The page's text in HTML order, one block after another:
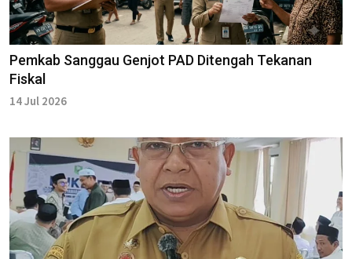
Pemkab Sanggau Genjot PAD Ditengah Tekanan
Fiskal
14 Jul 2026